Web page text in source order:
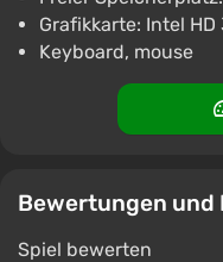
€23.12 €39
-40%
-15% mit dem
103
Grafikkarte: Intel
Keyboard, mouse
Bewertungen und
Spiel bewerten